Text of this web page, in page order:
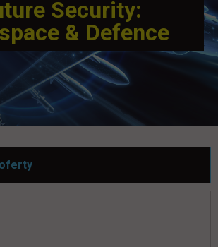
Security:
& Defence